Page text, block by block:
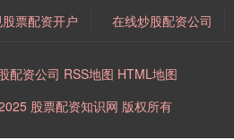
票配资开户 在线炒股配资公司
配资公司 RSS地图 HTML地图
股票配资知识网 版权所有